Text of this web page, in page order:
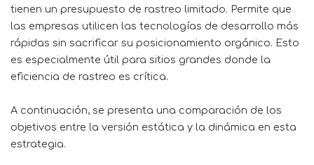
tienen un presupuesto de rastreo limitado. Permite que
las empresas utilicen las tecnologías de desarrollo más
rápidas sin sacrificar su posicionamiento orgánico. Esto
es especialmente útil para sitios grandes donde la
eficiencia de rastreo es crítica.
A continuación, se presenta una comparación de los
objetivos entre la versión estática y la dinámica en esta
estrategia.